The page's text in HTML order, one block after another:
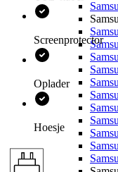
Screenprotector
Oplader
Hoesje